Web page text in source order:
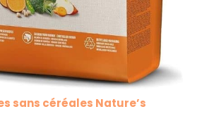
sans céréales Nature’s